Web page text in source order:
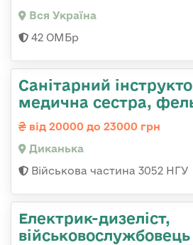
Вся Україна
42 ОМБр
Санітарний
медична сестра,
від 20000 до 23000 грн
Диканька
Військова частина 3052 НГУ
Електрик-дизеліст,
військовослужбовець